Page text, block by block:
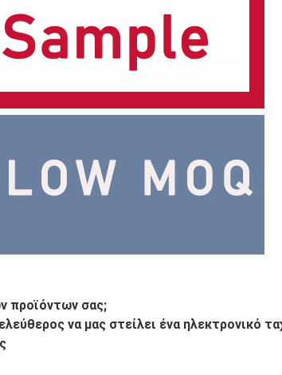
προϊόντων σας;
να μας στείλει ένα ηλεκτρονικό